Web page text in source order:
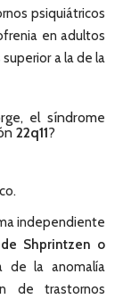
psiquiátricos
en adultos
a la de la
el síndrome
22q11?
independiente
Shprintzen o
de la anomalía
de trastornos